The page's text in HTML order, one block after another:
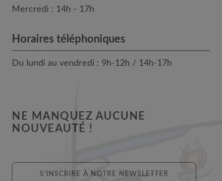
Mercredi : 14h - 17h
Horaires téléphoniques
Du lundi au vendredi : 9h-12h / 14h-17h
NE MANQUEZ AUCUNE
NOUVEAUTÉ !
S'INSCRIRE À NOTRE NEWSLETTER